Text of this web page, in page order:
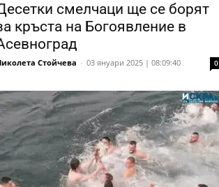
смелчаци ще се борят
кръста на Богоявление в
Стойчева - 03 януари 2025 | 08:09:40 0